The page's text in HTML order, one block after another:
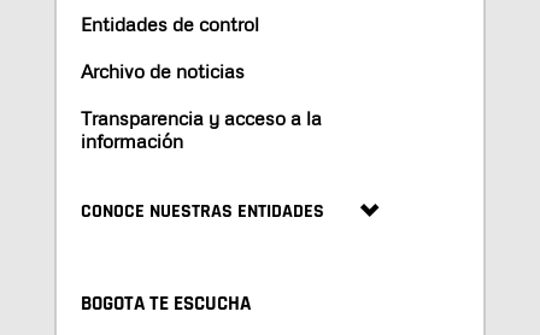
Entidades de control
Archivo de noticias
Transparencia y acceso a la
información
CONOCE NUESTRAS ENTIDADES
BOGOTA TE ESCUCHA